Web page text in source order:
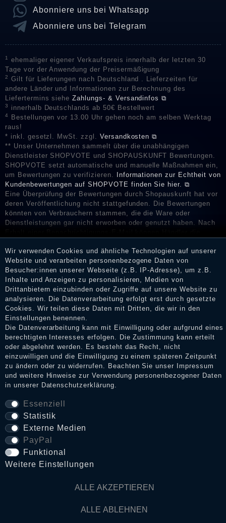
Abonniere uns bei Whatsapp
Abonniere uns bei Telegram
1
ehemaliger eigener Verkaufspreis innerhalb der letzten 30
Tage vor der Anwendung der Preisermäßigung
2
Gilt für Lieferungen nach Deutschland . Lieferzeiten für
andere Länder und Informationen zur Berechnung des
Liefertermins sieheZahlungs- & Versandinfos ⧉
3 innerhalb Deutschlands ab 50€ Bestellwert
4
Bestellungen vor 13.00 Uhr gehen noch am selben Werktag
raus!
* inkl. gesetzl. MwSt. zzgl. Versandkosten ⧉
** Unser Unternehmen sammelt über die unabhängigen
Dienstleister SHOPVOTE und SHOPAUSKUNFT Bewertungen.
SHOPVOTE setzt automatische und manuelle Maßnahmen ein,
um Bewertungen zu verifizieren. Informationen zur Echtheit von
Kundenbewertungen auf SHOPVOTE finden Sie hier. ⧉
Eine Überprüfung der Bewertungen durch Shopauskunft hat vor
deren Veröffentlichung nicht stattgefunden. Die Bewertungen
könnten von Verbrauchern stammen, die die Ware oder
Dienstleistungen gar nicht erworben oder genutzt haben. Nach
Shop informieren.
Impressum
Daten­schutz­erklärung
AGB
Widerrufs­recht
VERTRAG WIDERRUFEN
Kontakt
© Copyright 2026 Dark Ages Glasche & Kuczwalska GbR
Wir verwenden Cookies und ähnliche Technologien auf unserer
Website und verarbeiten personenbezogene Daten von
Besucher:innen unserer Webseite (z.B. IP-Adresse), um z.B.
Inhalte und Anzeigen zu personalisieren, Medien von
Drittanbietern einzubinden oder Zugriffe auf unsere Website zu
analysieren. Die Datenverarbeitung erfolgt erst durch gesetzte
Cookies. Wir teilen diese Daten mit Dritten, die wir in den
Einstellungen benennen.
Die Datenverarbeitung kann mit Einwilligung oder aufgrund eines
berechtigten Interesses erfolgen. Die Zustimmung kann erteilt
oder abgelehnt werden. Es besteht das Recht, nicht
einzuwilligen und die Einwilligung zu einem späteren Zeitpunkt
zu ändern oder zu widerrufen. Beachten Sie unser
Impressum
und weitere Hinweise zur Verwendung personenbezogener Daten
in unserer Daten­schutz­erklärung.
Essenziell
Statistik
Externe Medien
PayPal
Funktional
Weitere Einstellungen
ALLE AKZEPTIEREN
ALLE ABLEHNEN